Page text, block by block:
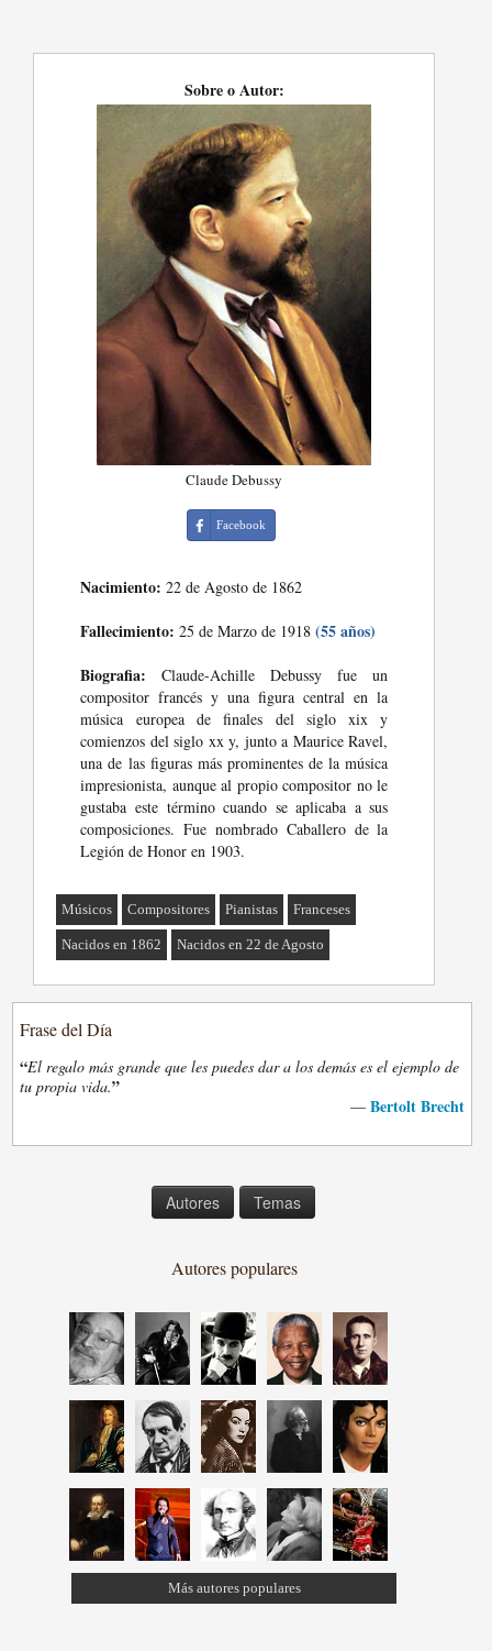
Sobre o Autor:
Claude Debussy
Facebook
Nacimiento: 22 de Agosto de 1862
Fallecimiento: 25 de Marzo de 1918(55 años)
Biografia: Claude-Achille Debussy fue un
compositor francés y una figura central en la
música europea de finales del siglo xix y
comienzos del siglo xx y, junto a Maurice Ravel,
una de las figuras más prominentes de la música
impresionista, aunque al propio compositor no le
gustaba este término cuando se aplicaba a sus
composiciones. Fue nombrado Caballero de la
Legión de Honor en 1903.
Músicos Compositores Pianistas Franceses
Nacidos en 1862 Nacidos en 22 de Agosto
Frase del Día
“El regalo más grande que les puedes dar a los demás es el ejemplo de
tu propia vida.”
— Bertolt Brecht
Autores Temas
Autores populares
Más autores populares